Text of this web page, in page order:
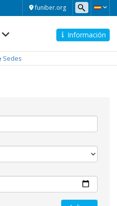
funiber.org
Información
Sedes